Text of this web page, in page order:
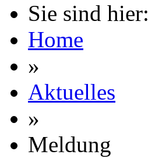
Sie sind hier:
Home
»
Aktuelles
»
Meldung